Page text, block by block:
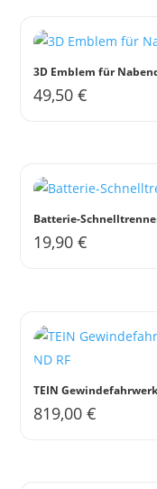
3D Emblem für
49,50€
Batterie-
19,90€
TEIN
819,00€